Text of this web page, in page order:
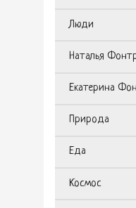
Люди
Наталья
Екатерина
Природа
Еда
Космос